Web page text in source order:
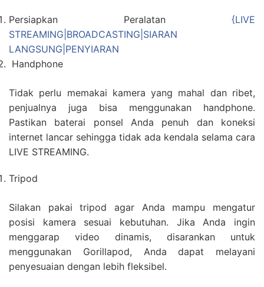
Persiapkan Peralatan {LIVE
STREAMING|BROADCASTING|SIARAN
LANGSUNG|PENYIARAN
Handphone
Tidak perlu memakai kamera yang mahal dan ribet,
penjualnya juga bisa menggunakan handphone.
Pastikan baterai ponsel Anda penuh dan koneksi
internet lancar sehingga tidak ada kendala selama cara
LIVE STREAMING.
Tripod
Silakan pakai tripod agar Anda mampu mengatur
posisi kamera sesuai kebutuhan. Jika Anda ingin
menggarap video dinamis, disarankan untuk
menggunakan Gorillapod, Anda dapat melayani
penyesuaian dengan lebih fleksibel.